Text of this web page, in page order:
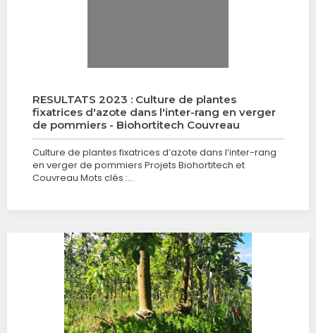
RESULTATS 2023 : Culture de plantes
fixatrices d'azote dans l'inter-rang en verger
de pommiers - Biohortitech Couvreau
Culture de plantes fixatrices d’azote dans l’inter-rang
en verger de pommiers Projets Biohortitech et
Couvreau Mots clés :…